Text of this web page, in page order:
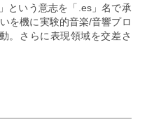
という意志を「.es」名で承
を機に実験的音楽/音響プロ
。さらに表現領域を交差さ